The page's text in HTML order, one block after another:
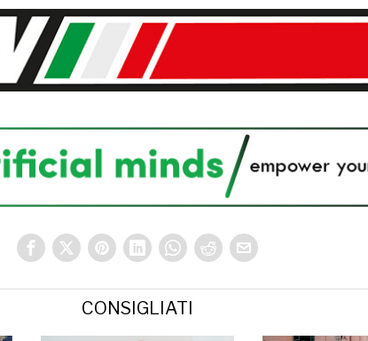
CONSIGLIATI